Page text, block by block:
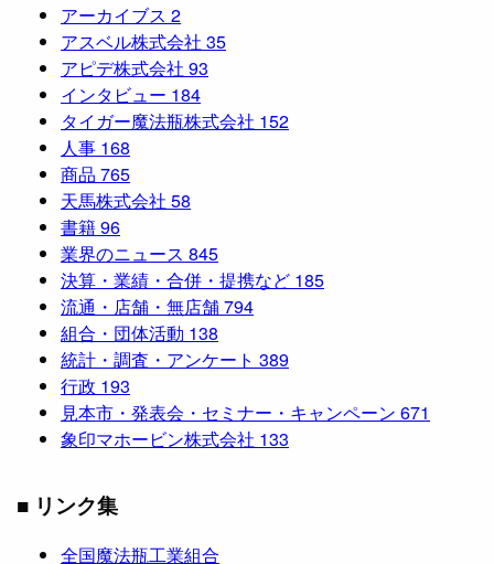
アーカイブス 2
アスベル株式会社 35
アピデ株式会社 93
インタビュー 184
タイガー魔法瓶株式会社 152
人事 168
商品 765
天馬株式会社 58
書籍96
業界のニュース 845
決算・業績・合併・提携など 185
流通・店舗・無店舗794
組合・団体活動 138
統計・調査・アンケート 389
行政 193
見本市・発表会・セミナー・キャンペーン 671
象印マホービン株式会社 133
■ リンク集
全国魔法瓶工業組合